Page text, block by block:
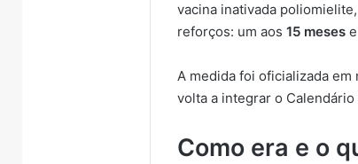
vacina inativada
reforços: um aos15 meses
A medida foi oficializada em
volta a integrar o Calendário
Como era e o